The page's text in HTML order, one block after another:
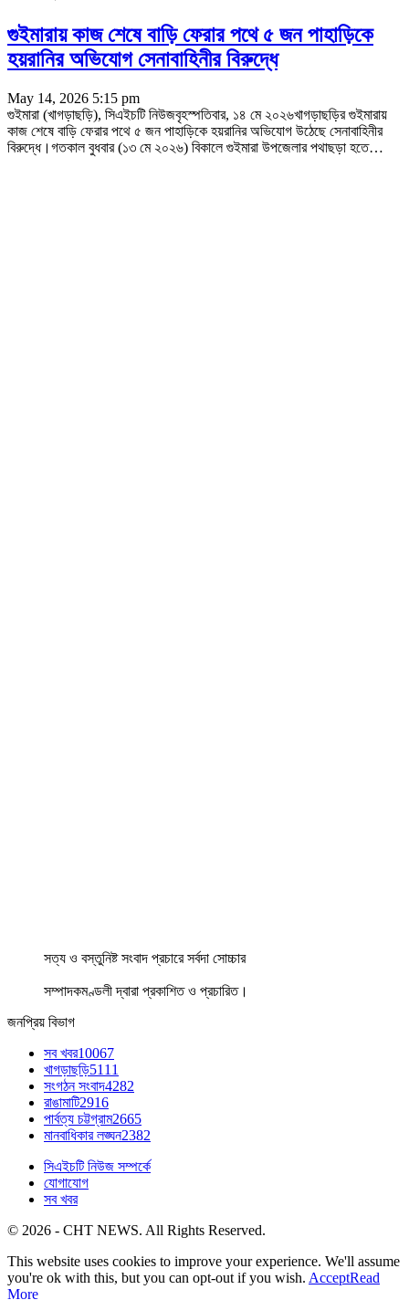
গুইমারায় কাজ শেষে বাড়ি ফেরার পথে ৫ জন পাহাড়িকে
হয়রানির অভিযোগ সেনাবাহিনীর বিরুদ্ধে
May 14, 2026 5:15 pm
গুইমারা (খাগড়াছড়ি), সিএইচটি নিউজবৃহস্পতিবার, ১৪ মে ২০২৬খাগড়াছড়ির গুইমারায়
কাজ শেষে বাড়ি ফেরার পথে ৫ জন পাহাড়িকে হয়রানির অভিযোগ উঠেছে সেনাবাহিনীর
বিরুদ্ধে।গতকাল বুধবার (১৩ মে ২০২৬) বিকালে গুইমারা উপজেলার পথাছড়া হতে…
সত্য ও বস্তুনিষ্ট সংবাদ প্রচারে সর্বদা সোচ্চার
সম্পাদকমণ্ডলী দ্বারা প্রকাশিত ও প্রচারিত।
জনপ্রিয় বিভাগ
সব খবর10067
খাগড়াছড়ি5111
সংগঠন সংবাদ4282
রাঙামাটি2916
পার্বত্য চট্টগ্রাম2665
মানবাধিকার লঙ্ঘন2382
সিএইচটি নিউজ সম্পর্কে
যোগাযোগ
সব খবর
© 2026 - CHT NEWS. All Rights Reserved.
This website uses cookies to improve your experience. We'll assume
you're ok with this, but you can opt-out if you wish. AcceptRead
More